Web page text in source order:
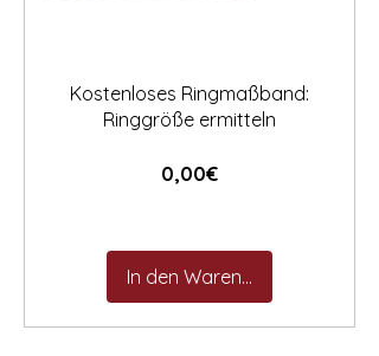
Kostenloses Ringmaßband:
Ringgröße ermitteln
0,00€Preis
In den Warenkorb